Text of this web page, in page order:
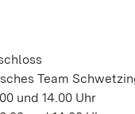
Team
und 14.00 Uhr